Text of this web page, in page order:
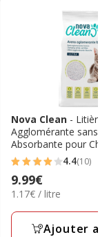
Nova Clean - Litière
Agglomérante sans
Absorbante pour
4.4
étoiles
avec
10
4.4(10)
Prix
9.99€
9.99€
1.17€
Litre
1.17€ / litre
Ajouter